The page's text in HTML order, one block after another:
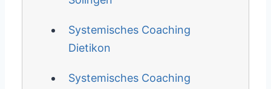
Systemisches Coaching
Dietikon
Systemisches Coaching